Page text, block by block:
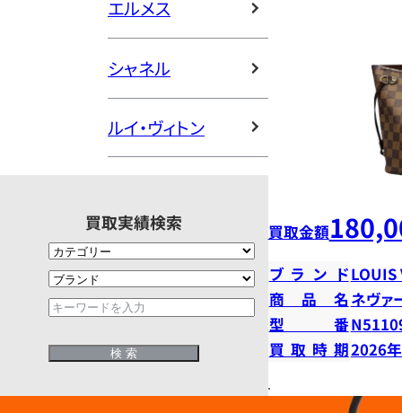
エルメス
シャネル
ルイ・ヴィトン
買取実績検索 買取金額
ブランドLOUIS
商品名 ネヴァ
型番
買取時期2026